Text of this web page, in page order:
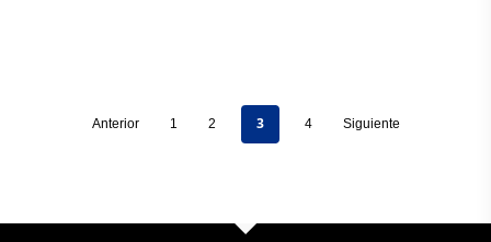
Anterior 1 2 3 4 Siguiente
FITNESS